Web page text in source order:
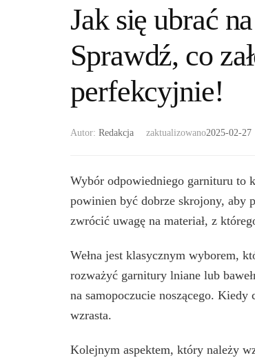
Jak się ubrać
Sprawdź, co
perfekcyjnie!
Autor: Redakcja zaktualizowano2025-02-27
Wybór odpowiedniego garnituru to
powinien być dobrze skrojony, aby
zwrócić uwagę na materiał, z
Wełna jest klasycznym wyborem,
rozważyć garnitury lniane lub
na samopoczucie noszącego.
wzrasta.
Kolejnym aspektem, który należy